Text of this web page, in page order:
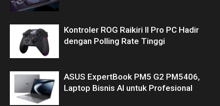
Kontroler ROG Raikiri II Pro PC Hadir
dengan Polling Rate Tinggi
ASUS ExpertBook PM5 G2 PM5406,
Laptop Bisnis AI untuk Profesional